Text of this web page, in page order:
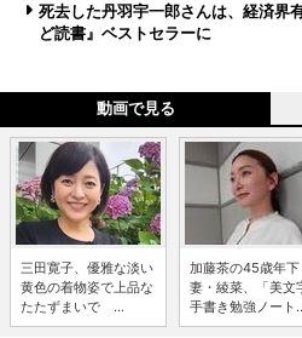
死去した丹羽宇一郎さんは、経済
ど読書』ベストセラーに
動画で見る
三田寛子、優雅な淡い
黄色の着物姿で上品な
たたずまいで ...
加藤茶の45歳年下
妻・綾菜、「美文
手書き勉強ノート